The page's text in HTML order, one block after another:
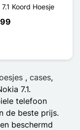
Koord Hoesje
, cases,
7.1.
telefoon
de beste prijs.
beschermd